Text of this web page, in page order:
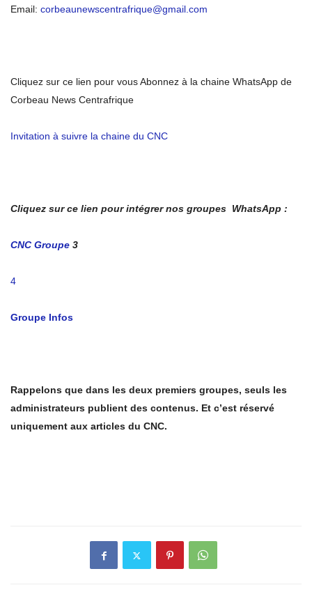
Email: corbeaunewscentrafrique@gmail.com
Cliquez sur ce lien pour vous Abonnez à la chaine WhatsApp de
Corbeau News Centrafrique
Invitation à suivre la chaine du CNC
Cliquez sur ce lien pour intégrer nos groupes WhatsApp :
CNC Groupe 3
4
Groupe Infos
Rappelons que dans les deux premiers groupes, seuls les
administrateurs publient des contenus. Et c’est réservé
uniquement aux articles du CNC.